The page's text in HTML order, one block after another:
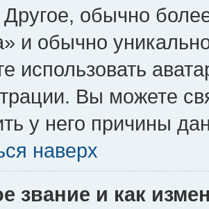
обычно
и обычно
использовать
Вы можете
у него причины
наверх
звание и как